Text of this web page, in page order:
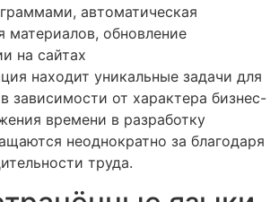
автоматическая
материалов, обновление
на сайтах
находит уникальные задачи для
зависимости от характера бизнес-
времени в разработку
неоднократно за благодаря
труда.